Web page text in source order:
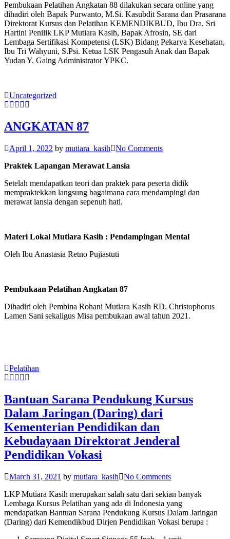
Pembukaan Pelatihan Angkatan 88 dilakukan secara online yang
dihadiri oleh Bapak Purwanto, M.Si. Kasubdit Sarana dan Prasarana
Direktorat Kursus dan Pelatihan KEMENDIKBUD, Ibu Dra. Sri
Hartini Penilik LKP Mutiara Kasih, Bapak Afrosin, SE dari
Lembaga Sertifikasi Kompetensi (LSK) Bidang Pekarya Kesehatan,
Ibu Tri Wahyuni, S.Psi. Ketua LSK Pengasuh Anak dan Bapak
Yudan Y. Gaing Administrator YPKC.
Uncategorized
ANGKATAN 87
April 1, 2022 by mutiara_kasih
No Comments
Praktek Lapangan Merawat Lansia
Setelah mendapatkan teori dan praktek para peserta didik
mempraktekkan langsung bagaimana cara mendampingi dan
merawat lansia dengan sepenuh hati.
Materi Lokal Mutiara Kasih : Pendampingan Mental
Oleh Ibu Anastasia Retno Pujiastuti
Pembukaan Pelatihan Angkatan 87
Dihadiri oleh Pembina Rohani Mutiara Kasih RD. Christophorus
Lamen Sani sekaligus Misa pembukaan awal tahun 2021.
Pelatihan
Bantuan Sarana Pendukung Kursus
Dalam Jaringan (Daring) dari
Kementerian Pendidikan dan
Kebudayaan Direktorat Jenderal
Pendidikan Vokasi
March 31, 2021 by mutiara_kasih
No Comments
LKP Mutiara Kasih merupakan salah satu dari sekian banyak
Lembaga Kursus Pelatihan yang ada di Indonesia yang
mendapatkan Bantuan Sarana Pendukung Kursus Dalam Jaringan
(Daring) dari Kemendikbud Dirjen Pendidikan Vokasi berupa :